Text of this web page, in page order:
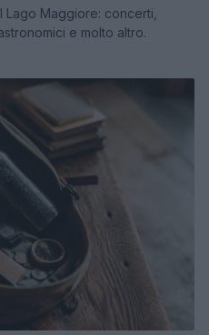
Maggiore: concerti,
e molto altro.